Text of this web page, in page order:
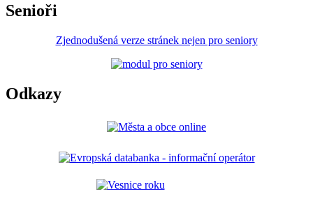
Senioři
Zjednodušená verze stránek nejen pro seniory
Odkazy